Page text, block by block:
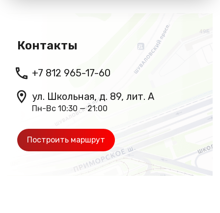
Контакты
+7 812 965-17-60
ул. Школьная, д. 89, лит. А
Пн-Вс 10:30 — 21:00
Построить маршрут